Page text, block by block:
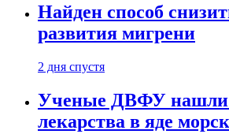
Найден способ
развития мигрени
2 дня спустя
Ученые ДВФУ нашли
лекарства в яде